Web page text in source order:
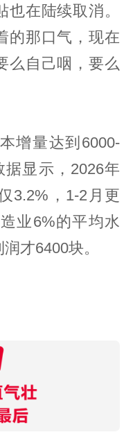
在陆续取消。
的那口气，现在
么自己咽，要么
增量达到6000-
据显示，2026年
3.2%，1-2月更
业6%的平均水
才6400块。